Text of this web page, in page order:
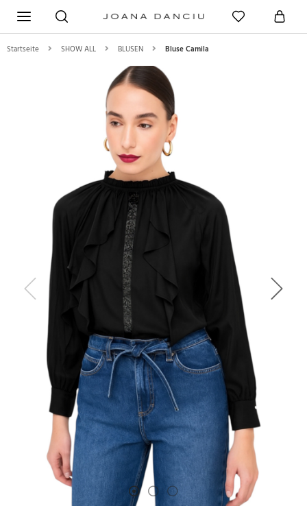
Startseite SHOW ALL BLUSEN Bluse Camila
Previous Next